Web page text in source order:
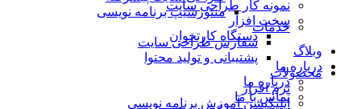
نمونه کار طراحی سایت
سخت افزار
دستگاه کارتخوان
وبلاگ
درباره ما
درباره ما
تماس با ما
منتورشیپ برنامه نویسی
خدمات
سفارش طراحی سایت
پشتیبانی و تولید محتوا
محصولات
نرم افزار
اپلیکیشن آموزش برنامه نویسی